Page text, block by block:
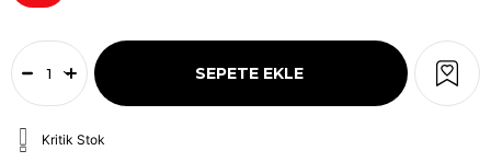
Kritik Stok